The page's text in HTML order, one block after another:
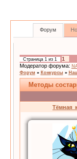
Форум
Страница 1из 1 1
Модератор форума:
Форум » Конкурсы »
Методы